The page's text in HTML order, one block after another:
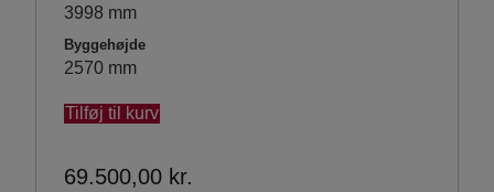
3998 mm
Byggehøjde
2570 mm
Tilføj til kurv
69.500,00 kr.